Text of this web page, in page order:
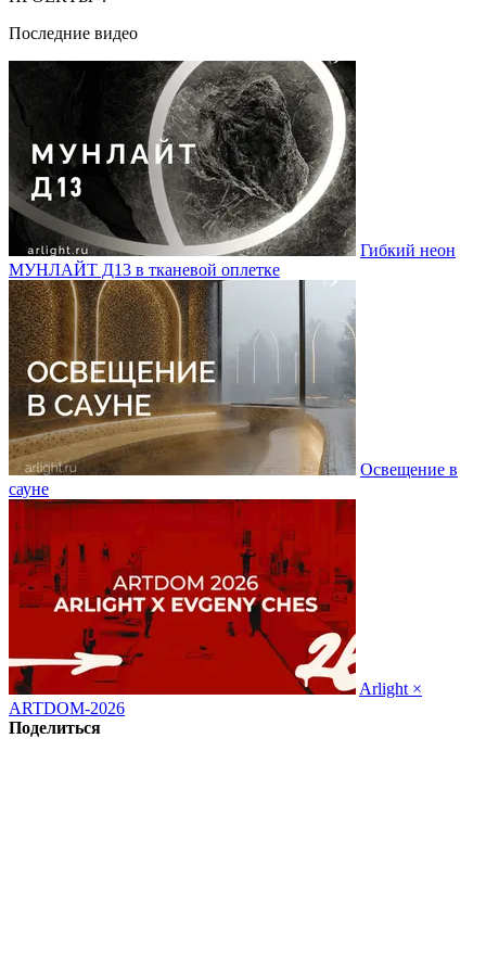
Последние видео
Гибкий неон
МУНЛАЙТ Д13 в тканевой оплетке
Освещение в
сауне
Arlight ×
ARTDOM-2026
Поделиться